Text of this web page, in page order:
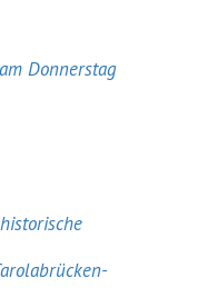
Donnerstag